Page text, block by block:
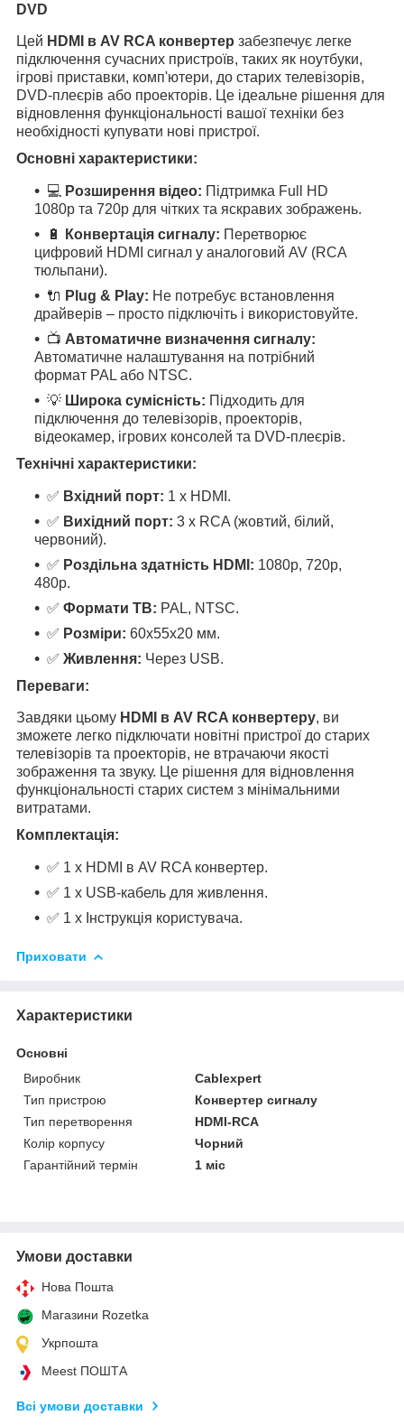
DVD
Цей HDMI в AV RCA конвертер забезпечує легке
підключення сучасних пристроїв, таких як ноутбуки,
ігрові приставки, комп'ютери, до старих телевізорів,
DVD-плеєрів або проекторів. Це ідеальне рішення для
відновлення функціональності вашої техніки без
необхідності купувати нові пристрої.
Основні характеристики:
💻 Розширення відео: Підтримка Full HD
1080p та 720p для чітких та яскравих зображень.
🔋
Конвертація сигналу: Перетворює
цифровий HDMI сигнал у аналоговий AV (RCA
тюльпани).
🔌 Plug & Play: Не потребує встановлення
драйверів – просто підключіть і використовуйте.
📺 Автоматичне визначення сигналу:
Автоматичне налаштування на потрібний
формат PAL або NTSC.
💡 Широка сумісність: Підходить для
підключення до телевізорів, проекторів,
відеокамер, ігрових консолей та DVD-плеєрів.
Технічні характеристики:
✅ Вхідний порт: 1 x HDMI.
✅ Вихідний порт: 3 x RCA (жовтий, білий,
червоний).
✅ Роздільна здатність HDMI: 1080p, 720p,
480p.
✅ Формати ТВ: PAL, NTSC.
✅ Розміри: 60x55x20 мм.
✅ Живлення: Через USB.
Переваги:
Завдяки цьому HDMI в AV RCA конвертеру, ви
зможете легко підключати новітні пристрої до старих
телевізорів та проекторів, не втрачаючи якості
зображення та звуку. Це рішення для відновлення
функціональності старих систем з мінімальними
витратами.
Комплектація:
✅ 1 х HDMI в AV RCA конвертер.
✅ 1 х USB-кабель для живлення.
✅ 1 х Інструкція користувача.
Приховати
Характеристики
Основні
Виробник
Cablexpert
Тип пристрою
Конвертер сигналу
Тип перетворення
HDMI-RCA
Колір корпусу
Чорний
Гарантійний термін
1 міс
Умови доставки
Нова Пошта
Магазини Rozetka
Укрпошта
Meest ПОШТА
Всі умови доставки